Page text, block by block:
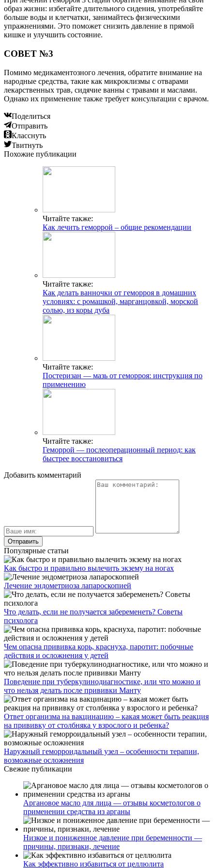
образ жизни: избегайте длительного сидения, употребляйте
больше воды и клетчатки, занимайтесь физическими
упражнениями. Это поможет снизить давление в прямой
кишке и улучшить состояние.
СОВЕТ №3
Помимо медикаментозного лечения, обратите внимание на
народные средства, такие как микроклизмы с отварами
лекарственных трав, сидячие ванны с травами и маслами.
Однако их применение также требует консультации с врачом.
Поделиться
Отправить
Класснуть
Твитнуть
Похожие публикации
Читайте также:
Как лечить геморрой – общие рекомендации
Читайте также:
Как делать ванночки от геморроя в домашних
условиях: с ромашкой, марганцовкой, морской
солью, из коры дуба
Читайте также:
Постеризан — мазь от геморроя: инструкция по
применению
Читайте также:
Геморрой — послеоперационный период: как
быстрее восстановиться
Добавить комментарий
Популярные статьи
Как быстро и правильно вылечить экзему на ногах
Лечение эндометриоза лапароскопией
Что делать, если не получается забеременеть? Советы
психолога
Чем опасна прививка корь, краснуха, паротит: побочные
действия и осложнения у детей
Поведение при туберкулинодиагностике, или что можно и
что нельзя делать после прививки Манту
Ответ организма на вакцинацию – какая может быть реакция
на прививку от столбняка у взрослого и ребенка?
Наружный геморроидальный узел – особенности терапии,
возможные осложнения
Свежие публикации
Аргановое масло для лица — отзывы косметологов о
применении средства из арганы
Низкое и пониженное давление при беременности —
причины, признаки, лечение
Как эффективно избавиться от целлюлита